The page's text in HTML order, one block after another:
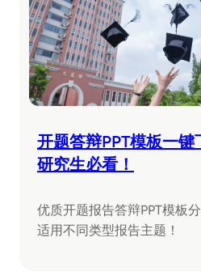
开题答辩PPT模板一键
研究生必看！
优质开题报告答辩PPT模板
适用不同类型报告主题！